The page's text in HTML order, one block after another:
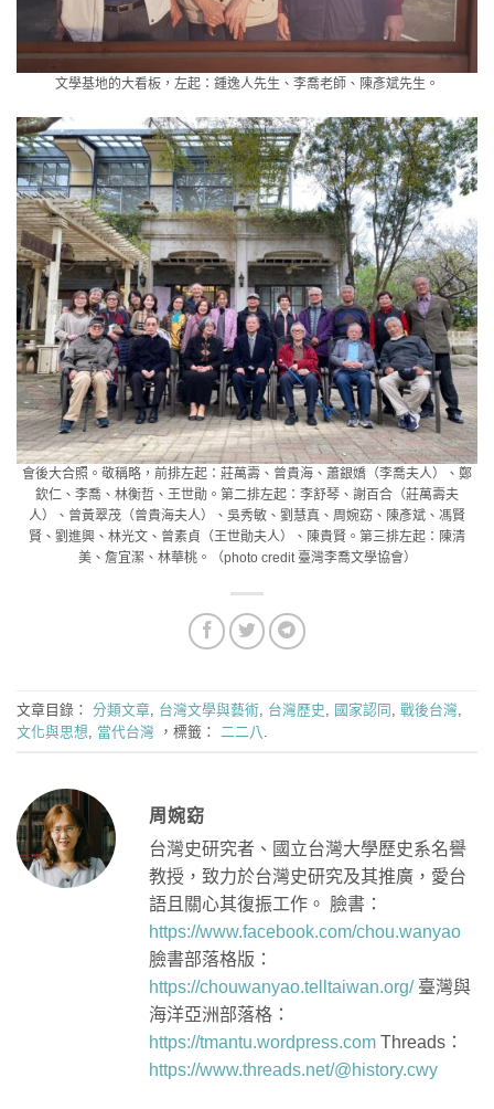
文學基地的大看板，左起：鍾逸人先生、李喬老師、陳彥斌先生。
會後大合照。敬稱略，前排左起：莊萬壽、曾貴海、蕭銀嬌（李喬夫人）、鄭
欽仁、李喬、林衡哲、王世勛。第二排左起：李舒琴、謝百合（莊萬壽夫
人）、曾黃翠茂（曾貴海夫人）、吳秀敏、劉慧真、周婉窈、陳彥斌、馮賢
賢、劉進興、林光文、曾素貞（王世勛夫人）、陳貴賢。第三排左起：陳清
美、詹宜潔、林華桃。（photo credit 臺灣李喬文學協會）
文章目錄： 分類文章 台灣文學與藝術 台灣歷史 國家認同 戰後台灣
文化與思想
當代台灣 ，標籤： 二二八
周婉窈
台灣史研究者、國立台灣大學歷史系名譽
教授，致力於台灣史研究及其推廣，愛台
語且關心其復振工作。 臉書：
https://www.facebook.com/chou.wanyao
臉書部落格版：
https://chouwanyao.telltaiwan.org/臺灣與
海洋亞洲部落格：
https://tmantu.wordpress.com Threads：
https://www.threads.net/@history.cwy